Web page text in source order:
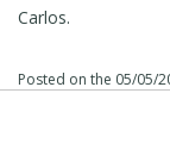
Carlos.
Posted on the 05/05/